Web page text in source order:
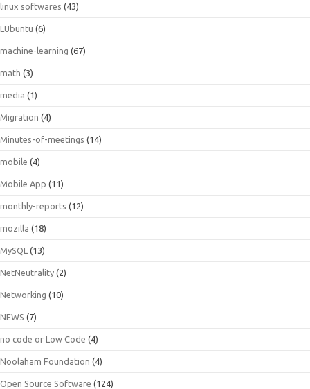
linux softwares (43)
LUbuntu (6)
machine-learning (67)
math (3)
media (1)
Migration (4)
Minutes-of-meetings (14)
mobile (4)
Mobile App (11)
monthly-reports (12)
mozilla (18)
MySQL (13)
NetNeutrality (2)
Networking (10)
NEWS (7)
no code or Low Code (4)
Noolaham Foundation (4)
Open Source Software (124)